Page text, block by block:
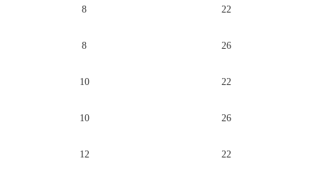
8 22
8 26
10 22
10 26
12 22